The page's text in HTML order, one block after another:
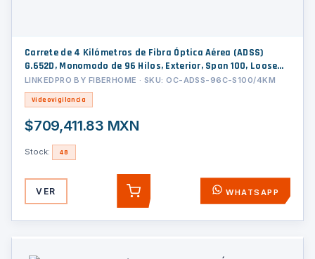
Carrete de 4 Kilómetros de Fibra Óptica Aérea (ADSS)
G.652D, Monomodo de 96 Hilos, Exterior, Span 100, Loose
Tube
LINKEDPRO BY FIBERHOME · SKU: OC-ADSS-96C-S100/4KM
Videovigilancia
$709,411.83 MXN
Stock: 48
VER AGREGAR WHATSAPP